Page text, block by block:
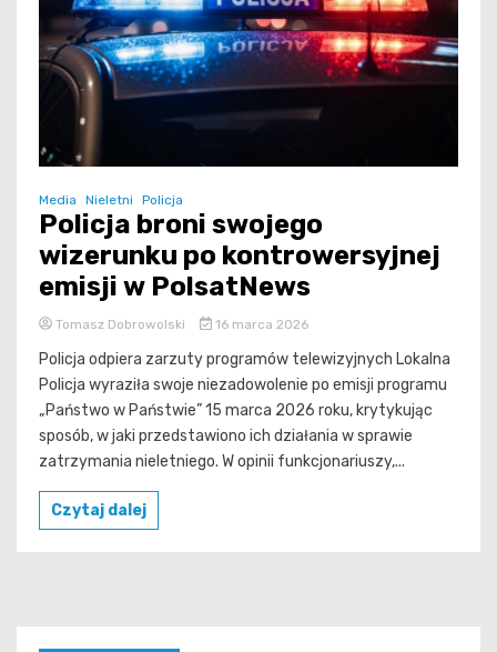
Media Nieletni Policja
Policja broni swojego
wizerunku po kontrowersyjnej
emisji w PolsatNews
Tomasz Dobrowolski 16 marca 2026
Policja odpiera zarzuty programów telewizyjnych Lokalna
Policja wyraziła swoje niezadowolenie po emisji programu
„Państwo w Państwie” 15 marca 2026 roku, krytykując
sposób, w jaki przedstawiono ich działania w sprawie
zatrzymania nieletniego. W opinii funkcjonariuszy,...
Czytaj dalej